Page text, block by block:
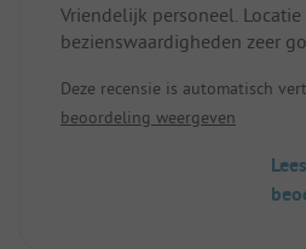
Vriendelijk personeel.
bezienswaardigheden zeer
sanitair. Twee sterren!!! Dat
Deze recensie is automatisch
beoordeling weergeven